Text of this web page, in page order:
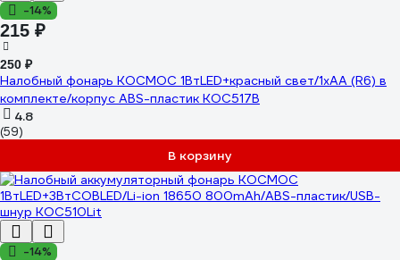
-14%
215 ₽
250 ₽
Налобный фонарь КОСМОС 1ВтLED+красный свет/1xAA (R6) в
комплекте/корпус ABS-пластик KOC517B
4.8
(59)
В корзину
-14%